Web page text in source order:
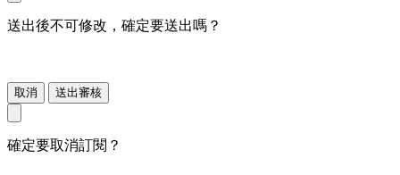
送出後不可修改，確定要送出嗎？
取消 送出審核
確定要取消訂閱？